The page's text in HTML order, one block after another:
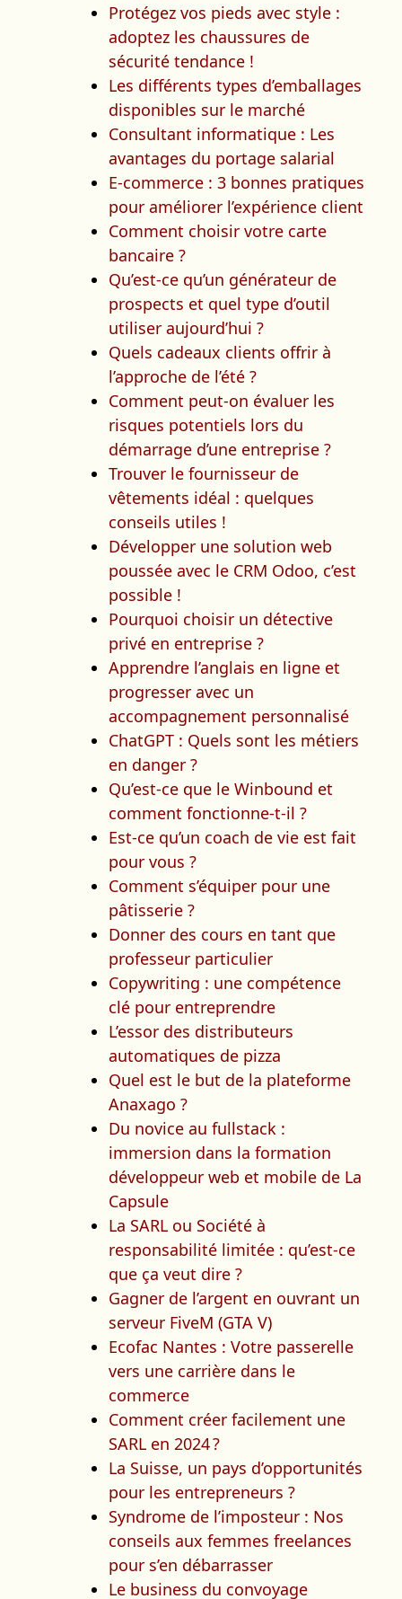
Protégez vos pieds avec style :
adoptez les chaussures de
sécurité tendance !
Les différents types d’emballages
disponibles sur le marché
Consultant informatique : Les
avantages du portage salarial
E-commerce : 3 bonnes pratiques
pour améliorer l’expérience client
Comment choisir votre carte
bancaire ?
Qu’est-ce qu’un générateur de
prospects et quel type d’outil
utiliser aujourd’hui ?
Quels cadeaux clients offrir à
l’approche de l’été ?
Comment peut-on évaluer les
risques potentiels lors du
démarrage d’une entreprise ?
Trouver le fournisseur de
vêtements idéal : quelques
conseils utiles !
Développer une solution web
poussée avec le CRM Odoo, c’est
possible !
Pourquoi choisir un détective
privé en entreprise ?
Apprendre l’anglais en ligne et
progresser avec un
accompagnement personnalisé
ChatGPT : Quels sont les métiers
en danger ?
Qu’est-ce que le Winbound et
comment fonctionne-t-il ?
Est-ce qu’un coach de vie est fait
pour vous ?
Comment s’équiper pour une
pâtisserie ?
Donner des cours en tant que
professeur particulier
Copywriting : une compétence
clé pour entreprendre
L’essor des distributeurs
automatiques de pizza
Quel est le but de la plateforme
Anaxago ?
Du novice au fullstack :
immersion dans la formation
développeur web et mobile de La
Capsule
La SARL ou Société à
responsabilité limitée : qu’est-ce
que ça veut dire ?
Gagner de l’argent en ouvrant un
serveur FiveM (GTA V)
Ecofac Nantes : Votre passerelle
vers une carrière dans le
commerce
Comment créer facilement une
SARL en 2024 ?
La Suisse, un pays d’opportunités
pour les entrepreneurs ?
Syndrome de l’imposteur : Nos
conseils aux femmes freelances
pour s’en débarrasser
Le business du convoyage